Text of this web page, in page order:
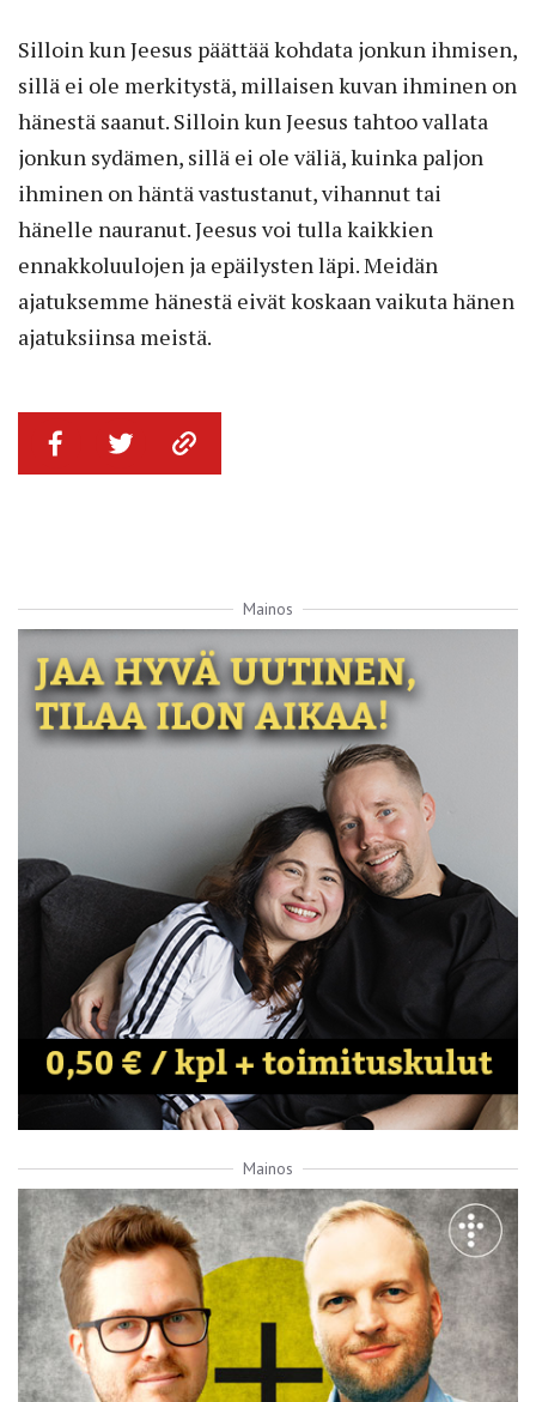
Silloin kun Jeesus päättää kohdata jonkun ihmisen,
sillä ei ole merkitystä, millaisen kuvan ihminen on
hänestä saanut. Silloin kun Jeesus tahtoo vallata
jonkun sydämen, sillä ei ole väliä, kuinka paljon
ihminen on häntä vastustanut, vihannut tai
hänelle nauranut. Jeesus voi tulla kaikkien
ennakkoluulojen ja epäilysten läpi. Meidän
ajatuksemme hänestä eivät koskaan vaikuta hänen
ajatuksiinsa meistä.
Mainos
Mainos